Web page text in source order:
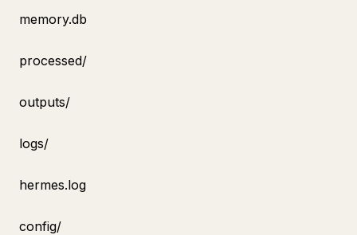
memory.db
processed/
outputs/
logs/
hermes.log
config/